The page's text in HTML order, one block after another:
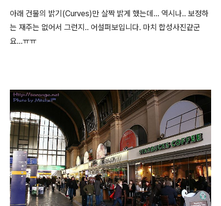
아래 건물의 밝기(Curves)만 살짝 밝게 했는데... 역시나.. 보정하
는 재주는 없어서 그런지.. 어설퍼보입니다. 마치 합성사진같군
요...ㅠㅠ